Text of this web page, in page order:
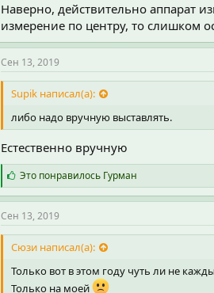
Наверно, действительно аппарат
измерение по центру, то слишком
Сен 13, 2019
Supik написал(а):
либо надо вручную выставлять.
Естественно вручную
С
и
м
п
а
т
и
:
Это понравилось Гурман
Сен 13, 2019
Сюзи написал(а):
Только вот в этом году чуть ли не
Только на моей